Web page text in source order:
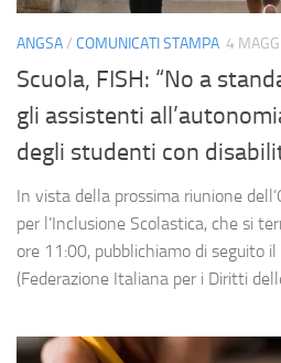
ANGSA/ COMUNICATI STAMPA 4
Scuola, FISH: “No a
gli assistenti
degli studenti con
In vista della prossima riunione
per l’Inclusione Scolastica, che si
ore 11:00, pubblichiamo di seguito
(Federazione Italiana per i Diritti